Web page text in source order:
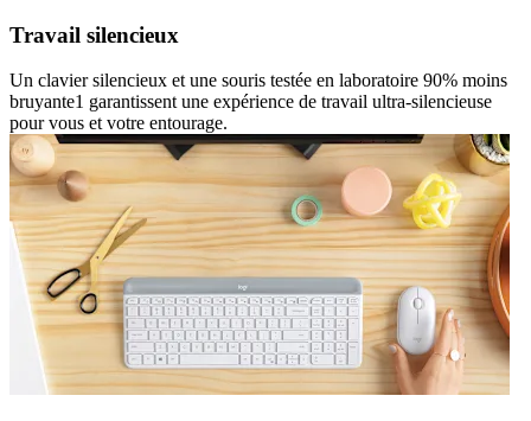
Travail silencieux
Un clavier silencieux et une souris testée en laboratoire 90% moins
bruyante1 garantissent une expérience de travail ultra-silencieuse
pour vous et votre entourage.